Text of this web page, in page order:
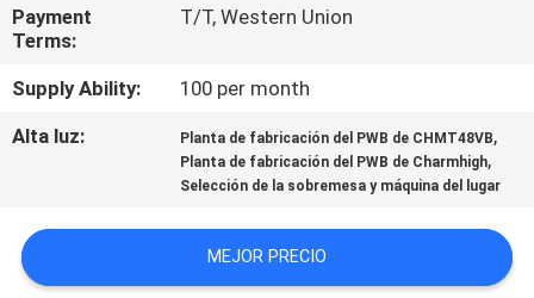
CONTACTA
NOSOTROS
SHOPPING
Payment
Terms:
T/T, Western Union
Supply Ability:
100 per month
Alta luz:
Planta de fabricación del PWB de CHMT48VB,
Planta de fabricación del PWB de Charmhigh,
Selección de la sobremesa y máquina del lugar
MEJOR PRECIO